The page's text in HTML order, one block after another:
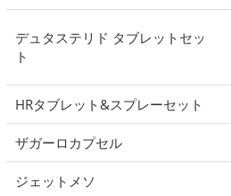
デュタステリド タブレットセッ
ト
HRタブレット&スプレーセット
ザガーロカプセル
ジェットメソ